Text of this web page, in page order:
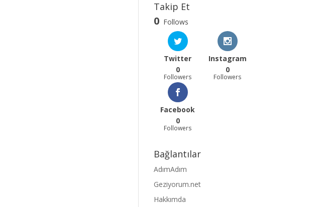
Takip Et
0 Follows
Twitter
0
Followers
Instagram
0
Followers
Facebook
0
Followers
Bağlantılar
AdımAdım
Geziyorum.net
Hakkımda